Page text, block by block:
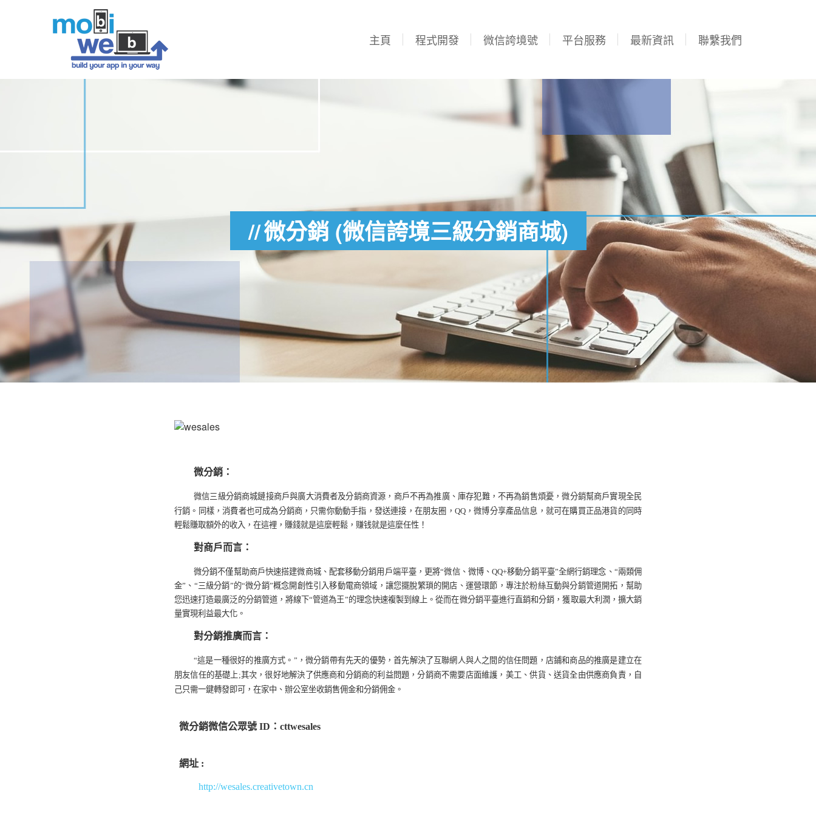
主頁 程式開發 微信誇境號 平台服務 最新資訊 聯繫我們
微分銷 (微信誇境三級分銷商城)
微分銷 ：
微信三級分銷商城鏈接商戶與廣大消費者及分銷商資源，商戶不再為推廣、庫存犯難，不再為銷售煩憂，微分銷幫商戶實現全民
行銷。同樣，消費者也可成為分銷商，只需你動動手指，發送連接，在朋友圈，QQ，微博分享產品信息，就可在購買正品港貨的同時
輕鬆賺取額外的收入，在這裡，賺錢就是這麼輕鬆， 赚钱就是這麼任性！
對商戶而言：
微分銷不僅幫助商戶快速搭建微商城、配套移動分銷用戶端平臺，更將“微信、微博、QQ+移動分銷平臺”全網行銷理念、 “兩類佣
金” 、 “三級分銷”的“微分銷”概念開創性引入移動電商領域，讓您擺脫繁瑣的開店、運營環節，專注於粉絲互動與分銷管道開拓，幫助
您迅速打造最廣泛的分銷管道，將線下“管道為王”的理念快速複製到線上。從而在微分銷平臺進行直銷和分銷，獲取最大利潤，擴大銷
量實現利益最大化。
對分銷推廣而言：
“這是一種很好的推廣方式。 ” ，微分銷帶有先天的優勢，首先解決了互聯網人與人之間的信任問題，店鋪和商品的推廣是建立在
朋友信任的基礎上 ;其次，很好地解決了供應商和分銷商的利益問題，分銷商不需要店面維護，美工、供貨、送貨全由供應商負責，自
己只需一鍵轉發即可，在家中、辦公室坐收銷售佣金和分銷佣金。
微分銷微信公眾號 ID： cttwesales
網址 :
http://wesales.creativetown.cn